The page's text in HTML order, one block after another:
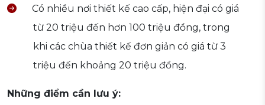
Có nhiều nơi thiết kế cao cấp, hiện đại có giá
từ 20 triệu đến hơn 100 triệu đồng, trong
khi các chùa thiết kế đơn giản có giá từ 3
triệu đến khoảng 20 triệu đồng.
Những điểm cần lưu ý: